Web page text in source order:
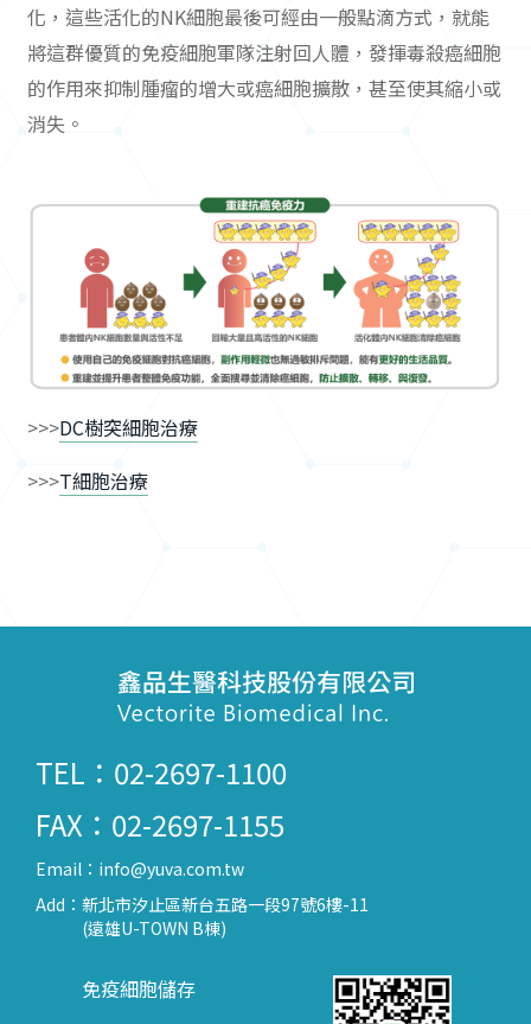
化，這些活化的NK細胞最後可經由一般點滴方式，就能
將這群優質的免疫細胞軍隊注射回人體，發揮毒殺癌細胞
的作用來抑制腫瘤的增大或癌細胞擴散，甚至使其縮小或
消失。
>>>DC樹突細胞治療
>>>T細胞治療
TEL：02-2697-1100
FAX：02-2697-1155
Email： info@yuva.com.tw
Add： 新北市汐止區新台五路一段97號6樓-11
(遠雄U-TOWN B棟)
免疫細胞儲存